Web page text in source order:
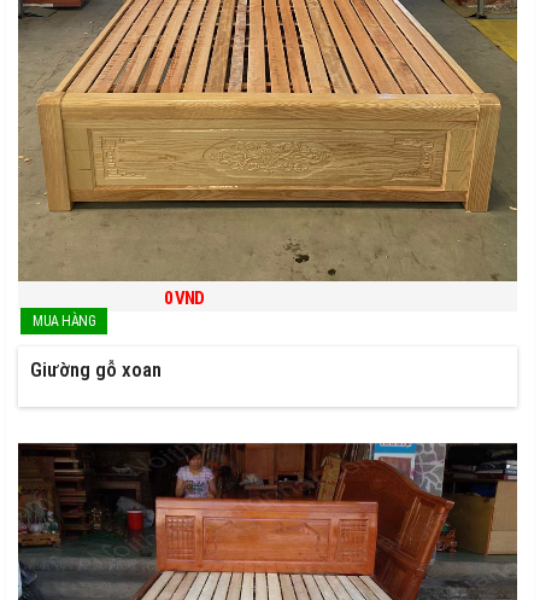
0VND
Giường gỗ xoan